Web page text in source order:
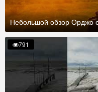
Небольшой обзор Орджо
791